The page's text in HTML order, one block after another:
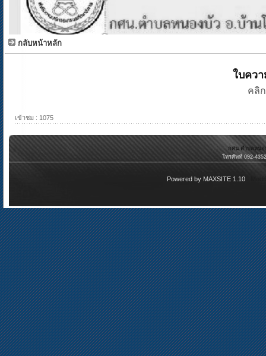
กลับหน้าหลัก
ใบคว
คลิ
เข้าชม : 1075
กศน.ตำบลหนอ
โทรศัพท์ 092-
Powered by MAXSITE 1.10